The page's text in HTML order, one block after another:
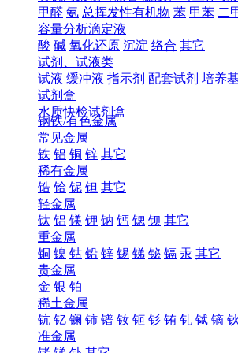
甲醛 氨 总挥发性有机物 苯 甲苯 二
容量分析滴定液
酸 碱 氧化还原 沉淀 络合 其它
试剂、试液类
试液 缓冲液 指示剂 配套试剂 培养基
试剂盒
水质快检试剂盒
钢铁/有色金属
常见金属
铁 铝 铜 锌 其它
稀有金属
锆 铪 铌 钽 其它
轻金属
钛 铝 镁 钾 钠 钙 锶 钡 其它
重金属
铜 镍 钴 铅 锌 锡 锑 铋 镉 汞 其它
贵金属
金 银 铂
稀土金属
钪 钇 镧 铈 镨 钕 钷 钐 铕 钆 铽 镝 钬
准金属